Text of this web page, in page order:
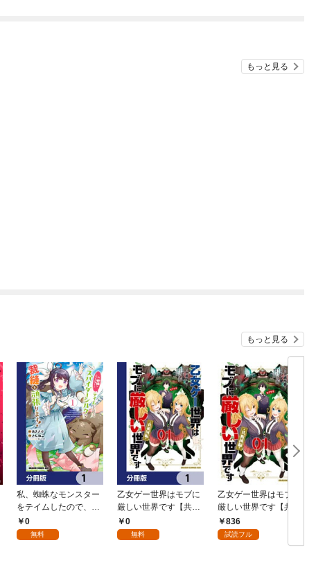
もっと見る
もっと見る
私、蜘蛛なモンスター
をテイムしたので、ス
パイダーシルクで裁縫
を頑張ります！【分冊
0
無料
乙女ゲー世界はモブに
厳しい世界です【共和
国編】【分冊版】 1
0
無料
乙女ゲー世界はモブに
厳しい世界です【共和
国編】 ０１
836
試読フル